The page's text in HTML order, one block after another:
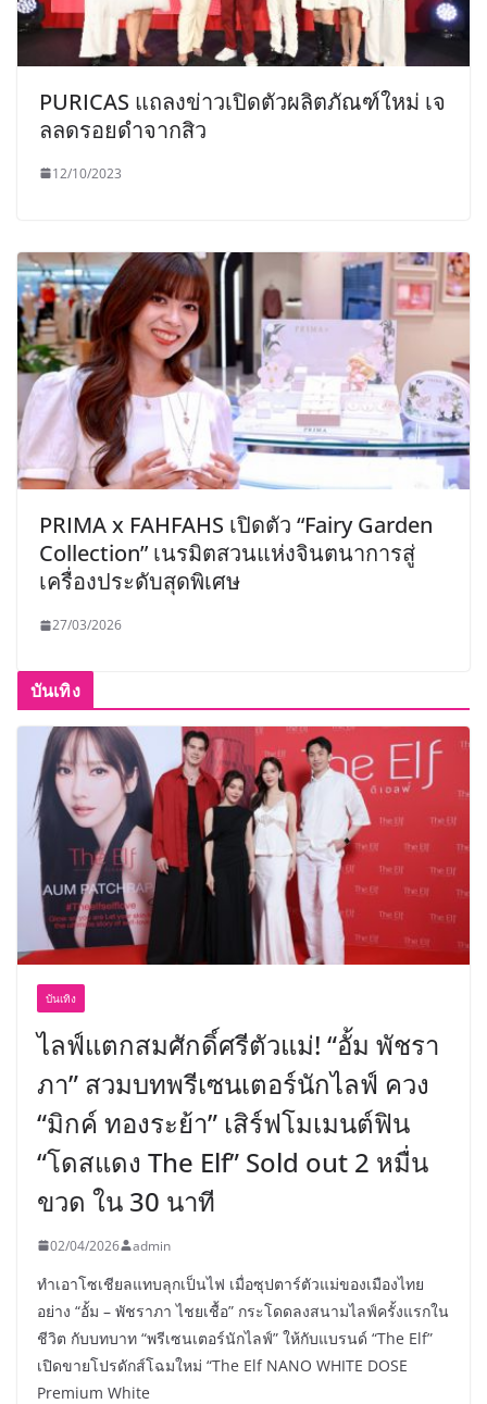
PURICAS แถลงข่าวเปิดตัวผลิตภัณฑ์ใหม่ เจ
ลลดรอยดำจากสิว
12/10/2023
PRIMA x FAHFAHS เปิดตัว “Fairy Garden
Collection” เนรมิตสวนแห่งจินตนาการสู่
เครื่องประดับสุดพิเศษ
27/03/2026
บันเทิง
บันเทิง
ไลฟ์แตกสมศักดิ์ศรีตัวแม่! “อั้ม พัชรา
ภา” สวมบทพรีเซนเตอร์นักไลฟ์ ควง
“มิกค์ ทองระย้า” เสิร์ฟโมเมนต์ฟิน
“โดสแดง The Elf” Sold out 2 หมื่น
ขวด ใน 30 นาที
02/04/2026 admin
ทำเอาโซเชียลแทบลุกเป็นไฟ เมื่อซุปตาร์ตัวแม่ของเมืองไทย
อย่าง “อั้ม – พัชราภา ไชยเชื้อ” กระโดดลงสนามไลฟ์ครั้งแรกใน
ชีวิต กับบทบาท “พรีเซนเตอร์นักไลฟ์” ให้กับแบรนด์ “The Elf”
เปิดขายโปรดักส์โฉมใหม่ “The Elf NANO WHITE DOSE
Premium White